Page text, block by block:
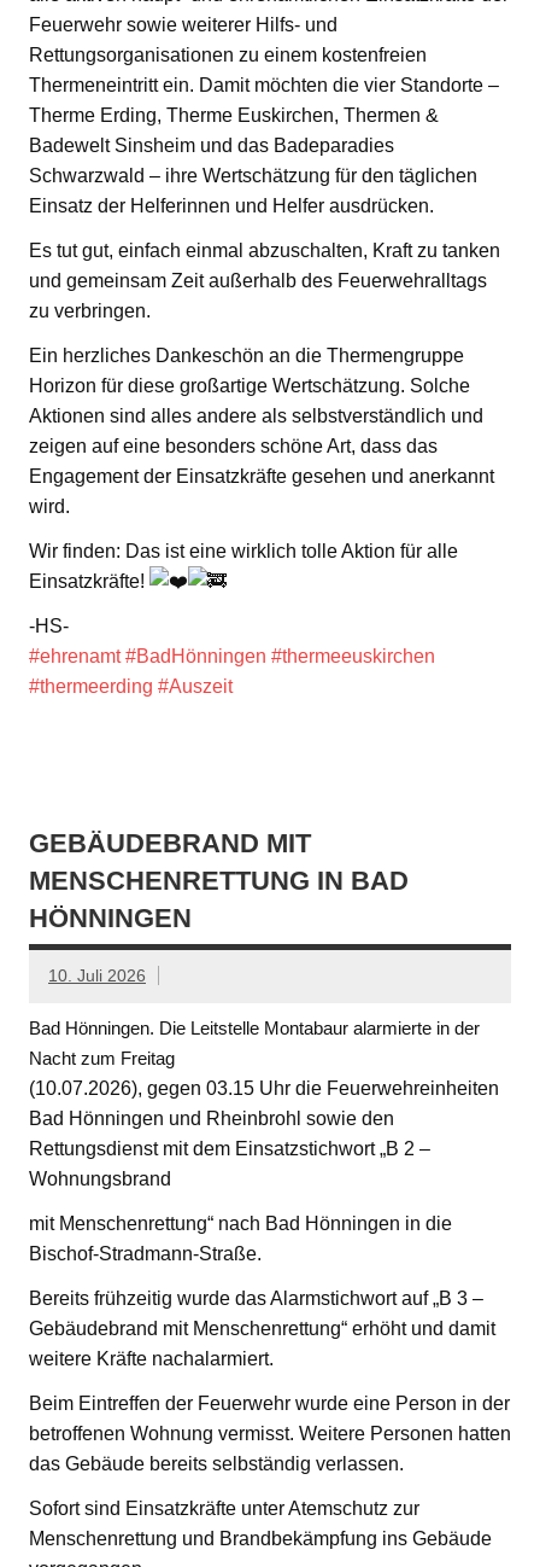
Feuerwehr sowie weiterer Hilfs- und
Rettungsorganisationen zu einem kostenfreien
Thermeneintritt ein. Damit möchten die vier Standorte –
Therme Erding, Therme Euskirchen, Thermen &
Badewelt Sinsheim und das Badeparadies
Schwarzwald – ihre Wertschätzung für den täglichen
Einsatz der Helferinnen und Helfer ausdrücken.
Es tut gut, einfach einmal abzuschalten, Kraft zu tanken
und gemeinsam Zeit außerhalb des Feuerwehralltags
zu verbringen.
Ein herzliches Dankeschön an die Thermengruppe
Horizon für diese großartige Wertschätzung. Solche
Aktionen sind alles andere als selbstverständlich und
zeigen auf eine besonders schöne Art, dass das
Engagement der Einsatzkräfte gesehen und anerkannt
wird.
Wir finden: Das ist eine wirklich tolle Aktion für alle
Einsatzkräfte!
-HS-
#ehrenamt #BadHönningen #thermeeuskirchen
#thermeerding #Auszeit
GEBÄUDEBRAND MIT
MENSCHENRETTUNG IN BAD
HÖNNINGEN
10. Juli 2026
Bad Hönningen. Die Leitstelle Montabaur alarmierte in der
Nacht zum Freitag
(10.07.2026), gegen 03.15 Uhr die Feuerwehreinheiten
Bad Hönningen und Rheinbrohl sowie den
Rettungsdienst mit dem Einsatzstichwort „B 2 –
Wohnungsbrand
mit Menschenrettung“ nach Bad Hönningen in die
Bischof-Stradmann-Straße.
Bereits frühzeitig wurde das Alarmstichwort auf „B 3 –
Gebäudebrand mit Menschenrettung“ erhöht und damit
weitere Kräfte nachalarmiert.
Beim Eintreffen der Feuerwehr wurde eine Person in der
betroffenen Wohnung vermisst. Weitere Personen hatten
das Gebäude bereits selbständig verlassen.
Sofort sind Einsatzkräfte unter Atemschutz zur
Menschenrettung und Brandbekämpfung ins Gebäude